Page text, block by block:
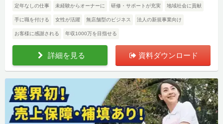
定年なしの仕事 未経験からオーナーに 研修・サポートが充実 地域社会に貢献
手に職を付ける 女性が活躍 無店舗型のビジネス 法人の新規事業向け
お客様に感謝される 年収1000万を目指せる
詳細を見る 資料ダウンロード